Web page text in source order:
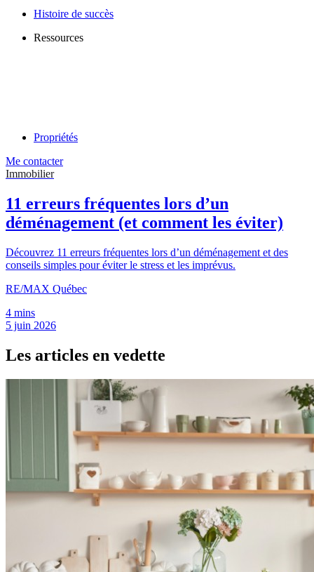
Histoire de succès
Ressources
Propriétés
Me contacter
Immobilier
11 erreurs fréquentes lors d’un
déménagement (et comment les éviter)
Découvrez 11 erreurs fréquentes lors d’un déménagement et des
conseils simples pour éviter le stress et les imprévus.
RE/MAX Québec
4 mins
5 juin 2026
Les articles en vedette